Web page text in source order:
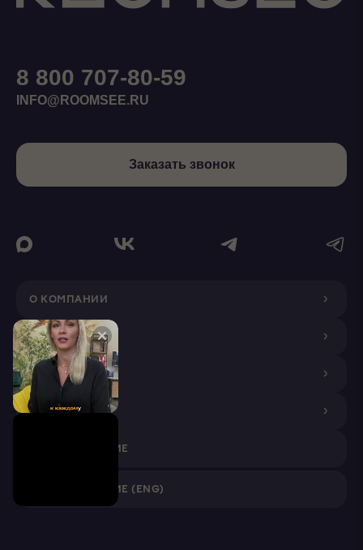
О КОМПАНИИ
ДИЗАЙНЕРАМ
ПОКУПАТЕЛЯМ
ПАРТНЕРАМ
VR ПРИЛОЖЕНИЕ
VR ПРИЛОЖЕНИЕ (ENG)
8 800 707-80-59
INFO@ROOMSEE.RU
Заказать звонок